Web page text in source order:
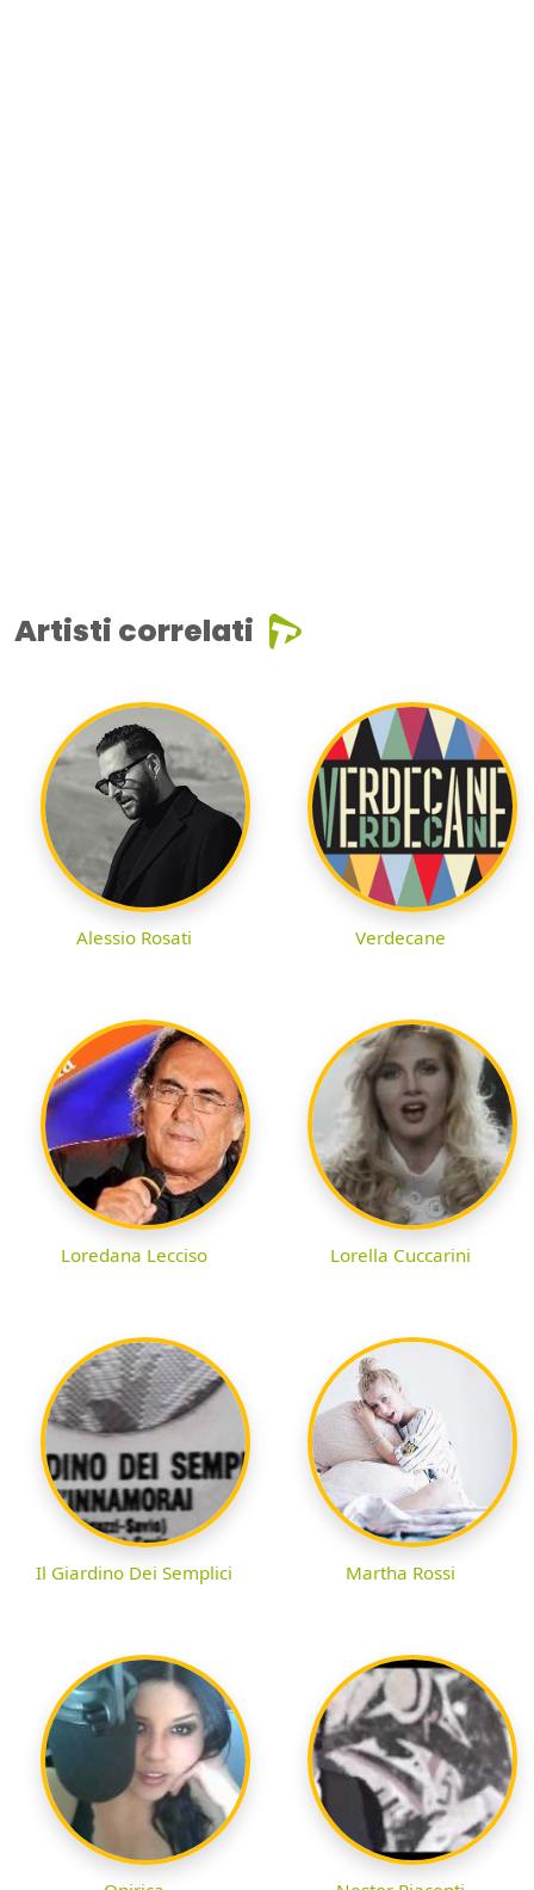
Artisti correlati
Alessio Rosati Verdecane
Loredana Lecciso Lorella Cuccarini
Il Giardino Dei Semplici Martha Rossi